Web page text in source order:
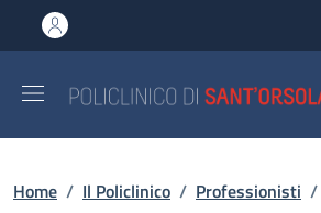
al contenuto principale
to footer content
Briciole di pane
Home / Il Policlinico / Professionisti /